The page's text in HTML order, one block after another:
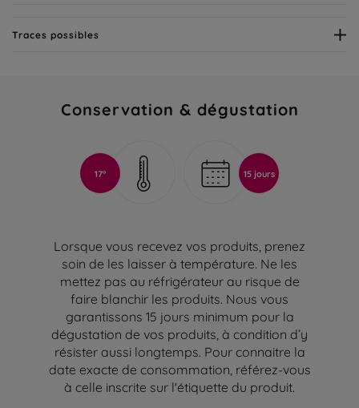
Traces possibles
Conservation & dégustation
17° 15 jours
Lorsque vous recevez vos produits, prenez
soin de les laisser à température. Ne les
mettez pas au réfrigérateur au risque de
faire blanchir les produits. Nous vous
garantissons 15 jours minimum pour la
dégustation de vos produits, à condition d’y
résister aussi longtemps. Pour connaitre la
date exacte de consommation, référez-vous
à celle inscrite sur l'étiquette du produit.